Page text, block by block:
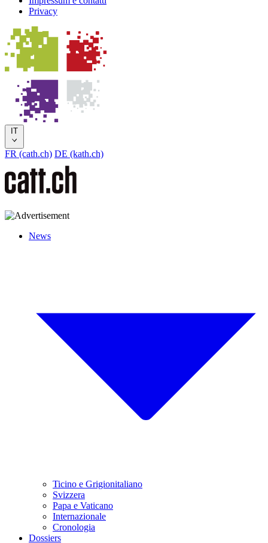
Privacy
IT
FR (cath.ch) DE (kath.ch)
News
Ticino e Grigionitaliano
Svizzera
Papa e Vaticano
Internazionale
Cronologia
Dossiers